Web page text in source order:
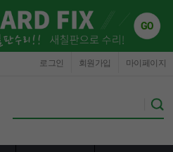
마이페이지
회원가입
로그인